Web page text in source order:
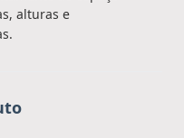
alturas e